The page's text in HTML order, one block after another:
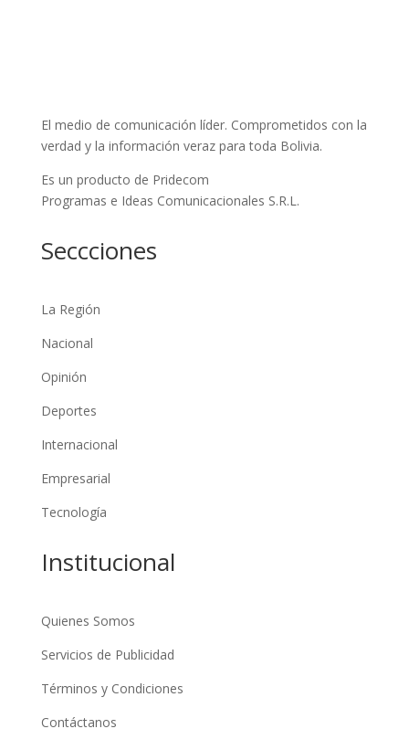
El medio de comunicación líder. Comprometidos con la
verdad y la información veraz para toda Bolivia.
Es un producto de Pridecom
Programas e Ideas Comunicacionales S.R.L.
Seccciones
La Región
Nacional
Opinión
Deportes
Internacional
Empresarial
Tecnología
Institucional
Quienes Somos
Servicios de Publicidad
Términos y Condiciones
Contáctanos